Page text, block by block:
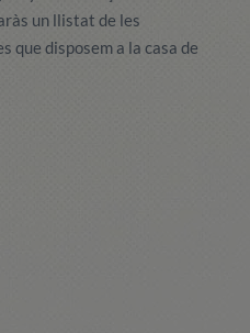
un llistat de les
que disposem a la casa de